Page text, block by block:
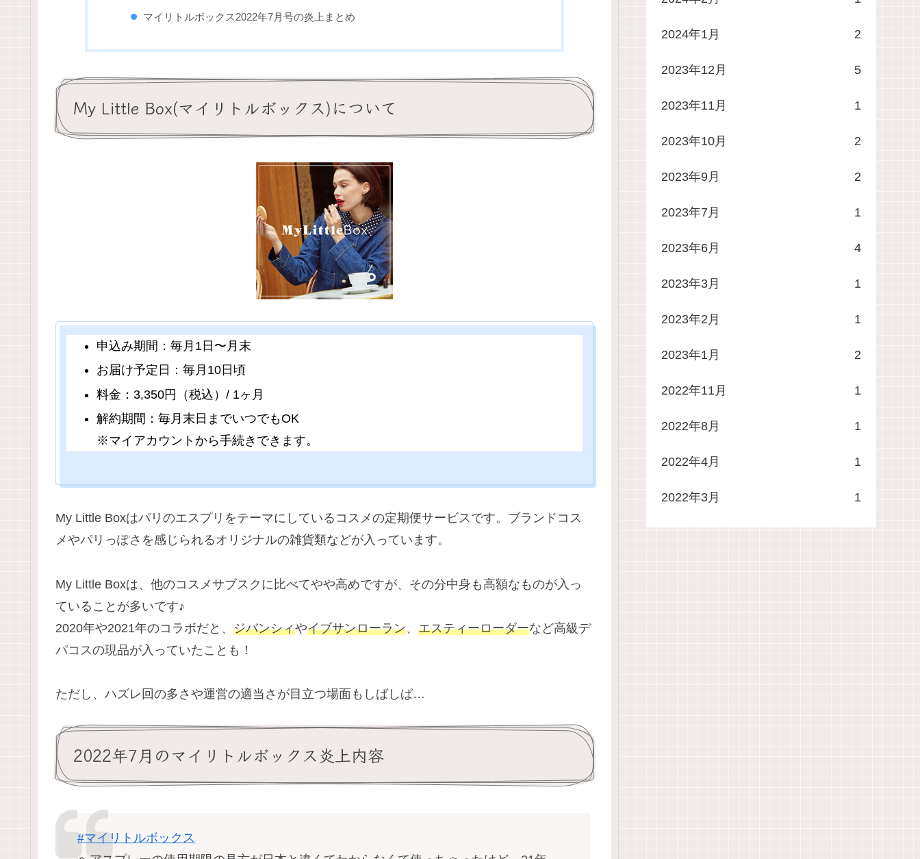
マイリトルボックス2022年7月号の炎上まとめ
My Little Box(マイリトルボックス)について
申込み期間：毎月1日〜月末
お届け予定日：毎月10日頃
料金：3,350円（税込）/ 1ヶ月
解約期間：毎月末日までいつでもOK
※マイアカウントから手続きできます。
My Little Boxはパリのエスプリをテーマにしているコスメの定期便サービスです。ブランドコス
メやパリっぽさを感じられるオリジナルの雑貨類などが入っています。
My Little Boxは、他のコスメサブスクに比べてやや高めですが、その分中身も高額なものが入っ
ていることが多いです♪
2020年や2021年のコラボだと、 ジバンシィやイブサンローラン、 エスティーローダーなど高級デ
パコスの現品が入っていたことも！
ただし、ハズレ回の多さや運営の適当さが目立つ場面もしばしば…
2022年7月のマイリトルボックス炎上内容
#マイリトルボックス
2024年1月 2
2023年12月 5
2023年11月 1
2023年10月 2
2023年9月 2
2023年7月 1
2023年6月 4
2023年3月 1
2023年2月 1
2023年1月 2
2022年11月 1
2022年8月 1
2022年4月 1
2022年3月 1